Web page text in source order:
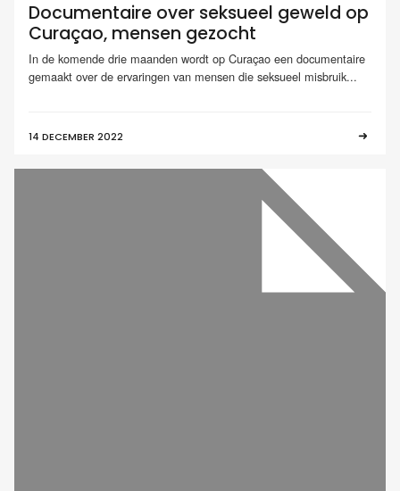
Documentaire over seksueel geweld op
Curaçao, mensen gezocht
In de komende drie maanden wordt op Curaçao een documentaire
gemaakt over de ervaringen van mensen die seksueel misbruik...
14 DECEMBER 2022